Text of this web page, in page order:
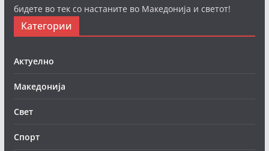
бидете во тек со настаните во Македонија и светот!
Категории
Актуелно
Македонија
Свет
Спорт